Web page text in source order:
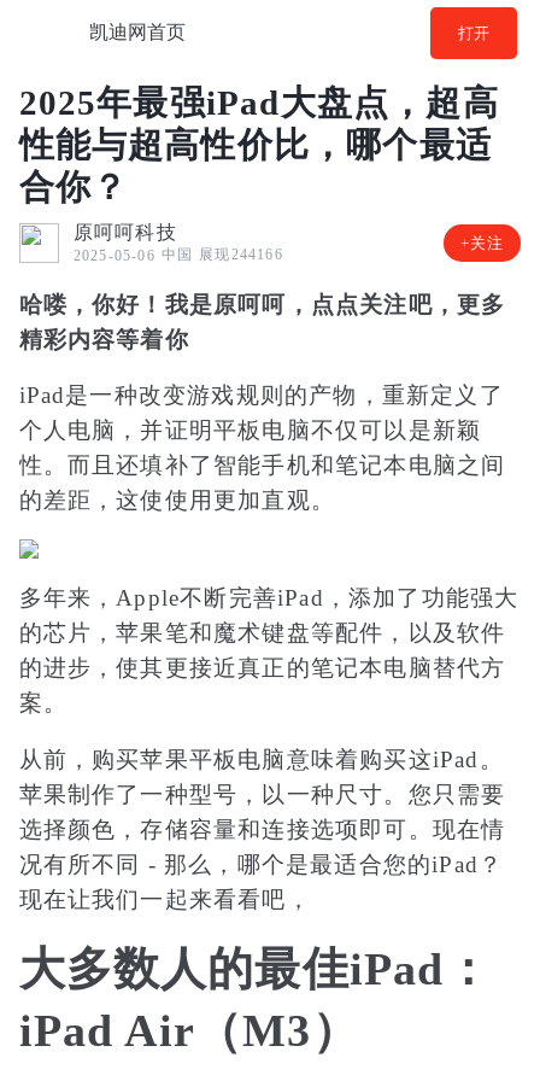
凯迪网首页 打开
2025年最强iPad大盘点，超高
性能与超高性价比，哪个最适
合你？
原呵呵科技
2025-05-06 中国 展现244166
+关注
哈喽，你好！我是原呵呵，点点关注吧，更多
精彩内容等着你
iPad是一种改变游戏规则的产物，重新定义了
个人电脑，并证明平板电脑不仅可以是新颖
性。而且还填补了智能手机和笔记本电脑之间
的差距，这使使用更加直观。
多年来，Apple不断完善iPad，添加了功能强大
的芯片，苹果笔和魔术键盘等配件，以及软件
的进步，使其更接近真正的笔记本电脑替代方
案。
从前，购买苹果平板电脑意味着购买这iPad。
苹果制作了一种型号，以一种尺寸。您只需要
选择颜色，存储容量和连接选项即可。现在情
况有所不同 - 那么，哪个是最适合您的iPad？
现在让我们一起来看看吧，
大多数人的最佳iPad：
iPad Air（M3）